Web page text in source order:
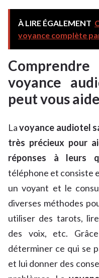
À LIRE ÉGALEMENT
voyance complète
voyance
peut vous
Lavoyance audiotel
très précieux pour
réponses à leurs
téléphone et consiste
un voyant et le
diverses méthodes
utiliser des tarots,
des voix, etc.
déterminer ce qui se
et lui donner des